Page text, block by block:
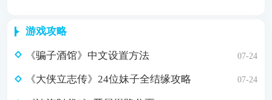
游戏攻略
《骗子酒馆》中文设置方法 07-24
《大侠立志传》24位妹子全结缘攻略 07-24